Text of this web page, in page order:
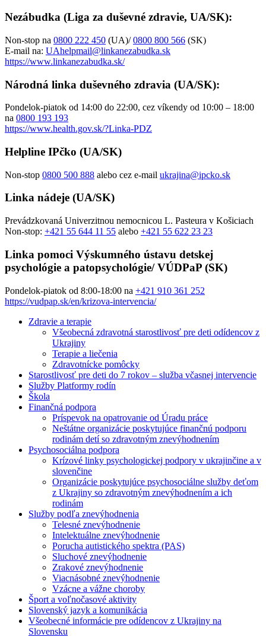
Nezábudka (Liga za duševné zdravie, UA/SK):
Non-stop na 0800 222 450 (UA)/0800 800 566 (SK)
E-mail na: UAhelpmail@linkanezabudka.sk
https://www.linkanezabudka.sk/
Národná linka duševného zdravia (UA/SK):
Pondelok-piatok od 14:00 do 22:00, cez víkendy od 10:00 – 18:00
na 0800 193 193
https://www.health.gov.sk/?Linka-PDZ
Helpline IPčko (UA/SK)
Non-stop 0800 500 888 alebo cez e-mail ukrajina@ipcko.sk
Linka nádeje (UA/SK)
Prevádzkovaná Univerzitnou nemocnicou L. Pasteura v Košiciach
Non-stop: +421 55 644 11 55 alebo +421 55 622 23 23
Linka pomoci Výskumného ústavu detskej
psychológie a patopsychológie/ VÚDPaP (SK)
Pondelok-piatok od 8:00-18:00 na +421 910 361 252
https://vudpap.sk/en/krizova-intervencia/
Zdravie a terapie
Všeobecná zdravotná starostlivosť pre deti odídencov z
Ukrajiny
Terapie a liečenia
Zdravotnícke pomôcky
Starostlivosť pre deti do 7 rokov – služba včasnej intervencie
Služby Platformy rodín
Škola
Finančná podpora
Príspevok na opatrovanie od Úradu práce
Neštátne organizácie poskytujúce finančnú podporu
rodinám detí so zdravotným znevýhodnením
Psychosociálna podpora
Krízové linky psychologickej podpory v ukrajinčine a v
slovenčine
Organizácie poskytujúce psychosociálne služby deťom
z Ukrajiny so zdravotným znevýhodnením a ich
rodinám
Služby podľa znevýhodnenia
Telesné znevýhodnenie
Intelektuálne znevýhodnenie
Porucha autistického spektra (PAS)
Sluchové znevýhodnenie
Zrakové znevýhodnenie
Viacnásobné znevýhodnenie
Vzácne a vážne choroby
Šport a voľnočasové aktivity
Slovenský jazyk a komunikácia
Všeobecné informácie pre odídencov z Ukrajiny na
Slovensku